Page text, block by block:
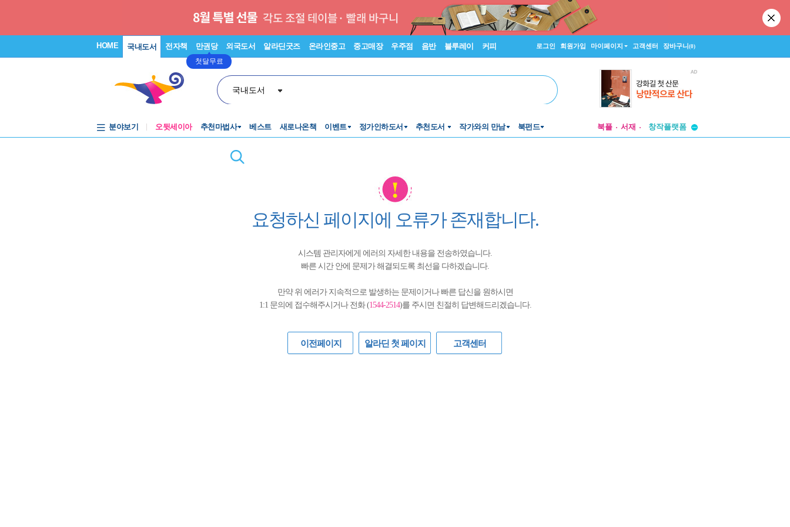
HOME 국내도서 전자책 만권당
첫달무료
외국도서 알라딘굿즈 온라인중고 중고매장 우주점 음반 블루레이 커피 로그인 회원가입 마이페이지 고객센터 장바구니(0)
국내도서
분야보기 오뒷세이아 추천마법사 베스트 새로나온책 이벤트 정가인하도서 추천도서 작가와의 만남 북펀드 북플 서재
창작플랫폼
요청하신 페이지에 오류가 존재합니다.
시스템 관리자에게 에러의 자세한 내용을 전송하였습니다.
빠른 시간 안에 문제가 해결되도록 최선을 다하겠습니다.
만약 위 에러가 지속적으로 발생하는 문제이거나 빠른 답신을 원하시면
1:1 문의에 접수해주시거나 전화 (1544-2514)를 주시면 친절히 답변해드리겠습니다.
이전페이지 알라딘 첫 페이지 고객센터